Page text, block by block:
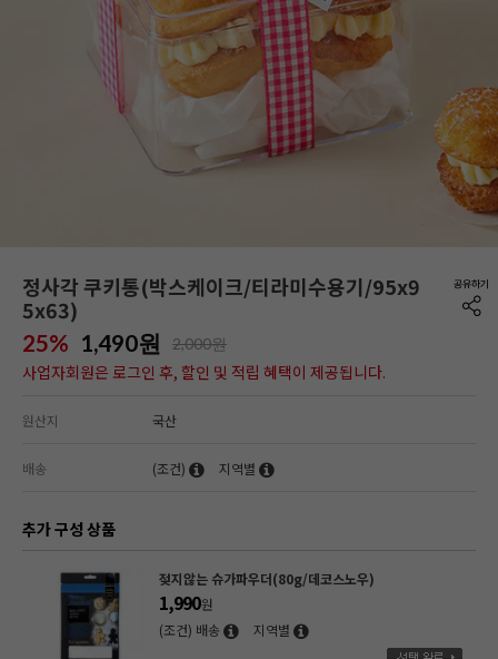
정사각 쿠키통(박스케이크/티라미수용기/95x9
5x63)
25% 1,490원 2,000원
사업자회원은 로그인 후, 할인 및 적립 혜택이 제공됩니다.
원산지 국산
배송 (조건) 지역별
추가 구성 상품
젖지않는 슈가파우더(80g/데코스노우)
1,990원
(조건) 배송
지역별